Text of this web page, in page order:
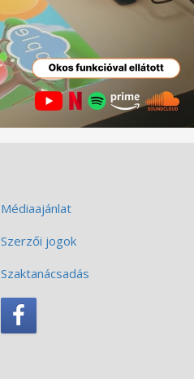
Médiaajánlat
Szerzői jogok
Szaktanácsadás